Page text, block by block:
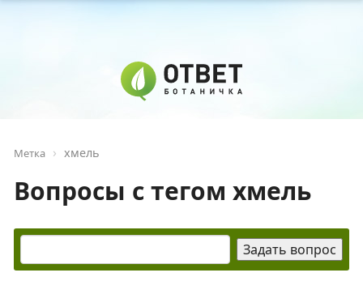
Метка хмель
Вопросы с тегом хмель